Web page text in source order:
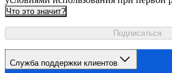
Что это значит?
Подписаться
Служба поддержки клиентов